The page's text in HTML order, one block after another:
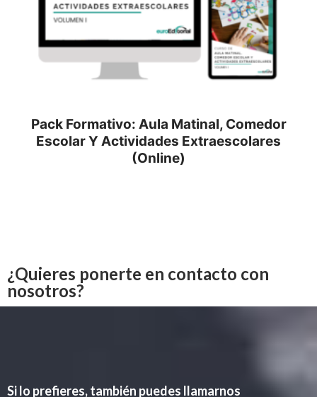
Pack Formativo: Aula Matinal, Comedor
Escolar Y Actividades Extraescolares
(Online)
¿Quieres ponerte en contacto con
nosotros?
Si lo prefieres, también puedes llamarnos